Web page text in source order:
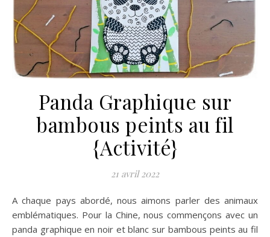
Panda Graphique sur
bambous peints au fil
{Activité}
21 avril 2022
A chaque pays abordé, nous aimons parler des animaux
emblématiques. Pour la Chine, nous commençons avec un
panda graphique en noir et blanc sur bambous peints au fil